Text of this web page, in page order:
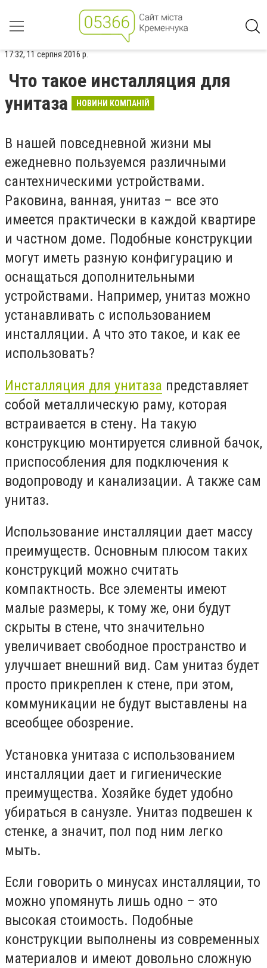
17:32, 11 серпня 2016 р.
Что такое инсталляция для
унитаза
НОВИНИ КОМПАНІЙ
В нашей повседневной жизни мы
ежедневно пользуемся различными
сантехническими устройствами.
Раковина, ванная, унитаз – все это
имеется практически в каждой квартире
и частном доме. Подобные конструкции
могут иметь разную конфигурацию и
оснащаться дополнительными
устройствами. Например, унитаз можно
устанавливать с использованием
инсталляции. А что это такое, и как ее
использовать?
Инсталляция для унитаза представляет
собой металлическую раму, которая
встраивается в стену. На такую
конструкцию монтируется сливной бачок,
приспособления для подключения к
водопроводу и канализации. А также сам
унитаз.
Использование инсталляции дает массу
преимуществ. Основным плюсом таких
конструкций можно считать
компактность. Все элементы имеют
малые размеры, к тому же, они будут
скрыты в стене, что значительно
увеличивает свободное пространство и
улучшает внешний вид. Сам унитаз будет
просто прикреплен к стене, при этом,
коммуникации не будут выставлены на
всеобщее обозрение.
Установка унитаза с использованием
инсталляции дает и гигиенические
преимущества. Хозяйке будет удобно
убираться в санузле. Унитаз подвешен к
стенке, а значит, пол под ним легко
мыть.
Если говорить о минусах инсталляции, то
можно упомянуть лишь одно – это
высокая стоимость. Подобные
конструкции выполнены из современных
материалов и имеют довольно сложную